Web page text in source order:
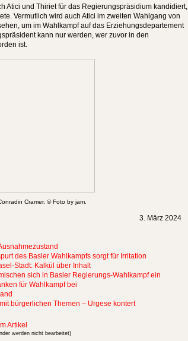
Atici und Thiriet für das Regierungspräsidium kandidiert,
Vermutlich wird auch Atici im zweiten Wahlgang von
um im Wahlkampf auf das Erziehungsdepartement
kann nur werden, wer zuvor in den
ist.
Cramer. © Foto by jam.
3. März 2024
des Basler Wahlkampfs sorgt für Irritation
Stadt: Kalkül über Inhalt
sich in Basler Regierungs-Wahlkampf ein
für Wahlkampf bei
bürgerlichen Themen – Urgese kontert
Artikel
werden nicht bearbeitet)